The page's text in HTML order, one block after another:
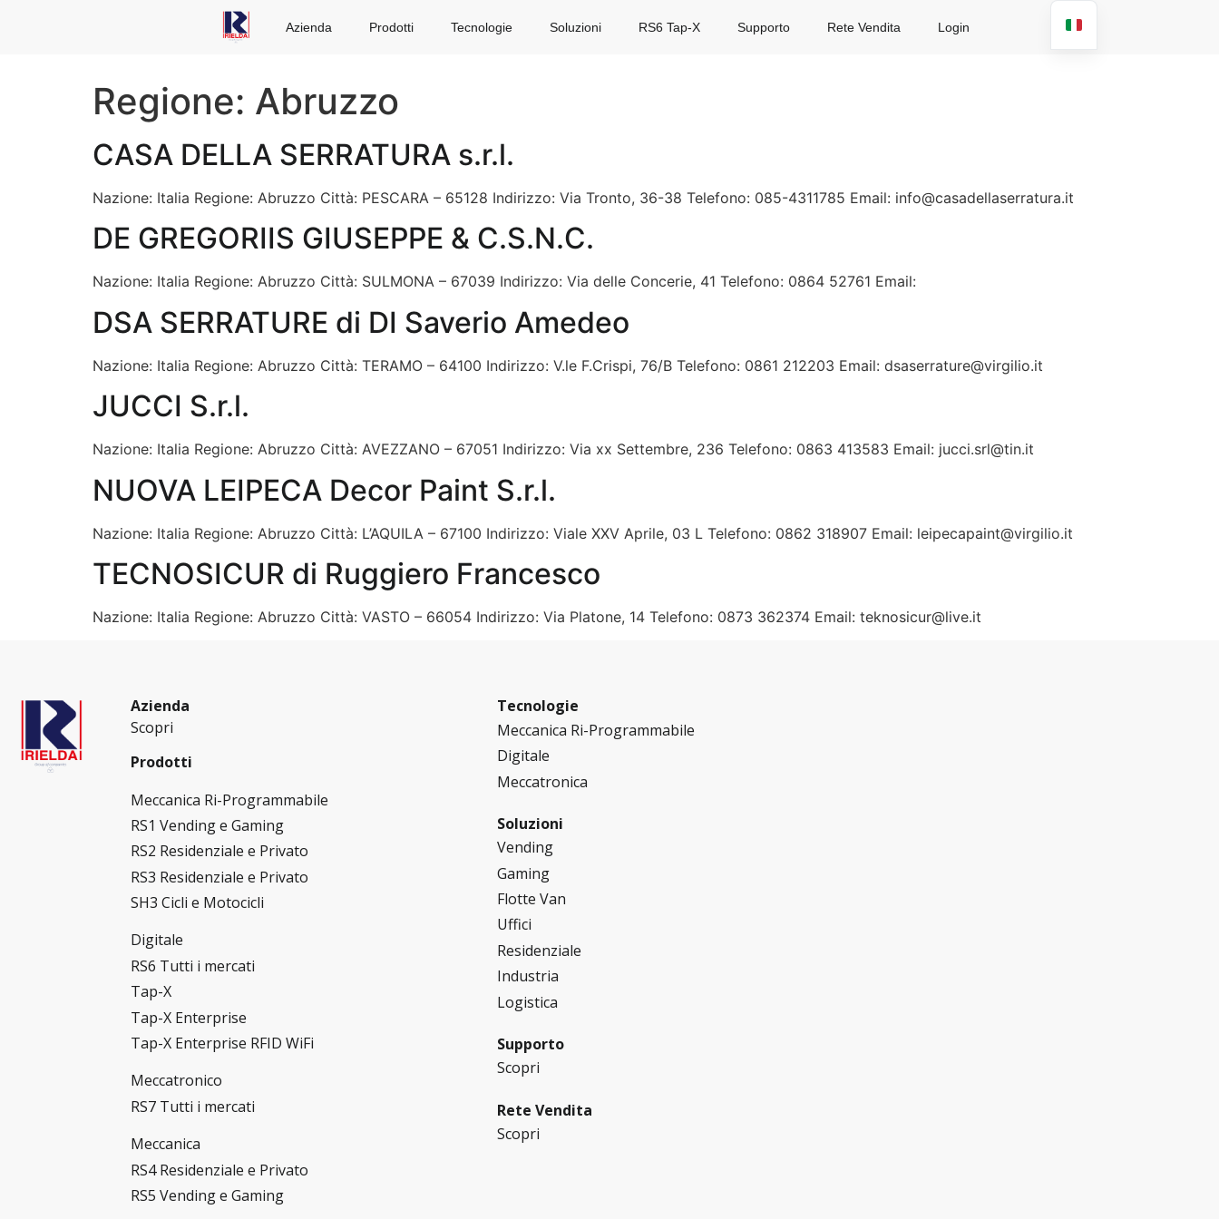
Azienda Prodotti Tecnologie Soluzioni RS6 Tap-X Supporto Rete Vendita Login
Regione: Abruzzo
CASA DELLA SERRATURA s.r.l.
Nazione: Italia Regione: Abruzzo Città: PESCARA – 65128 Indirizzo: Via Tronto, 36-38 Telefono: 085-4311785 Email: info@casadellaserratura.it
DE GREGORIIS GIUSEPPE & C.S.N.C.
Nazione: Italia Regione: Abruzzo Città: SULMONA – 67039 Indirizzo: Via delle Concerie, 41 Telefono: 0864 52761 Email:
DSA SERRATURE di DI Saverio Amedeo
Nazione: Italia Regione: Abruzzo Città: TERAMO – 64100 Indirizzo: V.le F.Crispi, 76/B Telefono: 0861 212203 Email: dsaserrature@virgilio.it
JUCCI S.r.l.
Nazione: Italia Regione: Abruzzo Città: AVEZZANO – 67051 Indirizzo: Via xx Settembre, 236 Telefono: 0863 413583 Email: jucci.srl@tin.it
NUOVA LEIPECA Decor Paint S.r.l.
Nazione: Italia Regione: Abruzzo Città: L’AQUILA – 67100 Indirizzo: Viale XXV Aprile, 03 L Telefono: 0862 318907 Email: leipecapaint@virgilio.it
TECNOSICUR di Ruggiero Francesco
Nazione: Italia Regione: Abruzzo Città: VASTO – 66054 Indirizzo: Via Platone, 14 Telefono: 0873 362374 Email: teknosicur@live.it
Azienda
Scopri
Prodotti
Meccanica Ri-Programmabile
RS1 Vending e Gaming
RS2 Residenziale e Privato
RS3 Residenziale e Privato
SH3 Cicli e Motocicli
Digitale
RS6 Tutti i mercati
Tap-X
Tap-X Enterprise
Tap-X Enterprise RFID WiFi
Meccatronico
RS7 Tutti i mercati
Meccanica
RS4 Residenziale e Privato
RS5 Vending e Gaming
Tecnologie
Meccanica Ri-Programmabile
Digitale
Meccatronica
Soluzioni
Vending
Gaming
Flotte Van
Uffici
Residenziale
Industria
Logistica
Supporto
Scopri
Rete Vendita
Scopri